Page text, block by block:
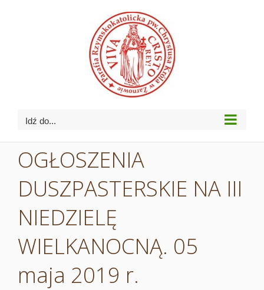
Idź do...
OGŁOSZENIA
DUSZPASTERSKIE NA III
NIEDZIELĘ
WIELKANOCNĄ. 05
maja 2019 r.